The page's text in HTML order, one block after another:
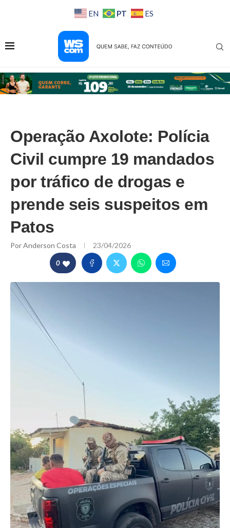
EN PT ES
Operação Axolote: Polícia
Civil cumpre 19 mandados
por tráfico de drogas e
prende seis suspeitos em
Patos
PorAnderson Costa 23/04/2026
0